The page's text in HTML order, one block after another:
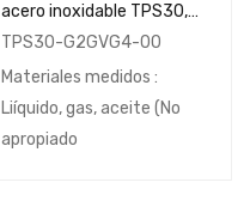
acero inoxidable TPS30,
de -0,1 a 0,1 Mpa G1/4(PF)
TPS30-G2GVG4-00
Materiales medidos :
Liíquido, gas, aceite (No
apropiado